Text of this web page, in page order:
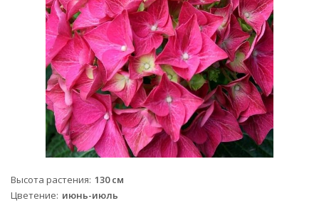
Высота растения 130 см
Цветение июнь-июль